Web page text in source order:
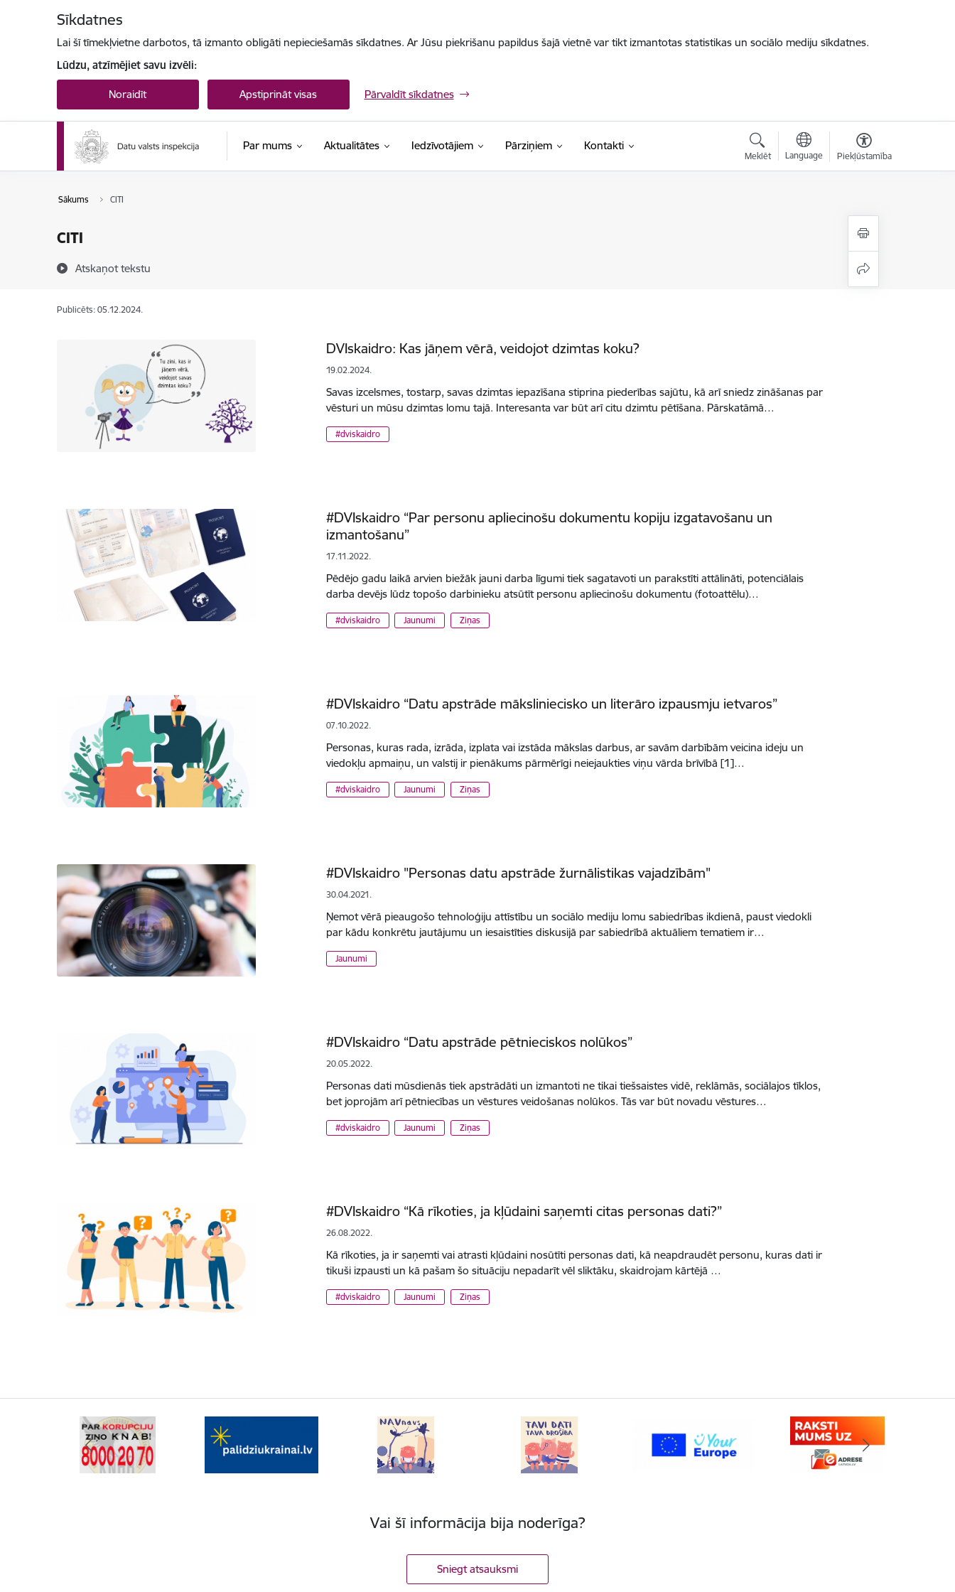
Sīkdatnes
Lai šī tīmekļvietne darbotos, tā izmanto obligāti nepieciešamās sīkdatnes. Ar Jūsu piekrišanu papildus šajā vietnē var tikt izmantotas statistikas un sociālo mediju sīkdatnes.
Lūdzu, atzīmējiet savu izvēli:
Noraidīt Apstiprināt visas Pārvaldīt sīkdatnes
Par mums Aktualitātes Iedzīvotājiem Pārziņiem Kontakti
Meklēt Language Piekļūstamība
Sākums CITI
CITI
Atskaņot tekstu
Publicēts: 05.12.2024.
DVIskaidro: Kas jāņem vērā, veidojot dzimtas koku?
19.02.2024.
Savas izcelsmes, tostarp, savas dzimtas iepazīšana stiprina piederības sajūtu, kā arī sniedz zināšanas par
vēsturi un mūsu dzimtas lomu tajā. Interesanta var būt arī citu dzimtu pētīšana. Pārskatāmā…
#dviskaidro
#DVIskaidro “Par personu apliecinošu dokumentu kopiju izgatavošanu un
izmantošanu”
17.11.2022.
Pēdējo gadu laikā arvien biežāk jauni darba līgumi tiek sagatavoti un parakstīti attālināti, potenciālais
darba devējs lūdz topošo darbinieku atsūtīt personu apliecinošu dokumentu (fotoattēlu)…
#dviskaidro Jaunumi Ziņas
#DVIskaidro “Datu apstrāde māksliniecisko un literāro izpausmju ietvaros”
07.10.2022.
Personas, kuras rada, izrāda, izplata vai izstāda mākslas darbus, ar savām darbībām veicina ideju un
viedokļu apmaiņu, un valstij ir pienākums pārmērīgi neiejaukties viņu vārda brīvībā [1]…
#dviskaidro Jaunumi Ziņas
#DVIskaidro "Personas datu apstrāde žurnālistikas vajadzībām"
30.04.2021.
Ņemot vērā pieaugošo tehnoloģiju attīstību un sociālo mediju lomu sabiedrības ikdienā, paust viedokli
par kādu konkrētu jautājumu un iesaistīties diskusijā par sabiedrībā aktuāliem tematiem ir…
Jaunumi
#DVIskaidro “Datu apstrāde pētnieciskos nolūkos”
20.05.2022.
Personas dati mūsdienās tiek apstrādāti un izmantoti ne tikai tiešsaistes vidē, reklāmās, sociālajos tīklos,
bet joprojām arī pētniecības un vēstures veidošanas nolūkos. Tās var būt novadu vēstures…
#dviskaidro Jaunumi Ziņas
#DVIskaidro “Kā rīkoties, ja kļūdaini saņemti citas personas dati?”
26.08.2022.
Kā rīkoties, ja ir saņemti vai atrasti kļūdaini nosūtīti personas dati, kā neapdraudēt personu, kuras dati ir
tikuši izpausti un kā pašam šo situāciju nepadarīt vēl sliktāku, skaidrojam kārtējā …
#dviskaidro Jaunumi Ziņas
Vai šī informācija bija noderīga?
Sniegt atsauksmi